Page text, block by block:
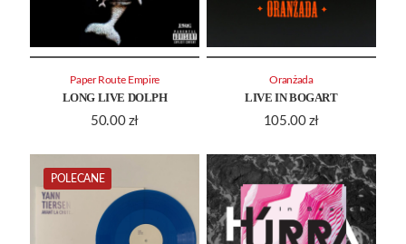
LONG LIVE DOLPH
50.00 zł
Paper Route Empire
LIVE IN BOGART
105.00 zł
Oranżada
POLECANE